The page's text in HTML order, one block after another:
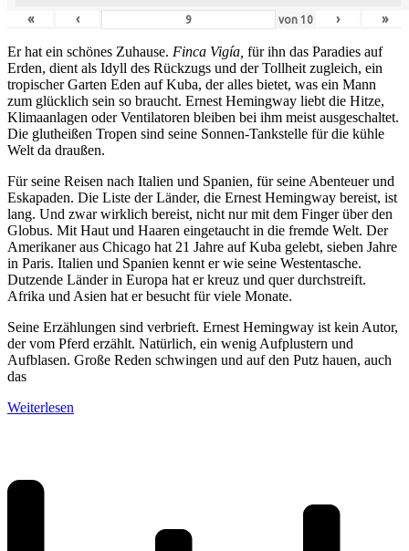
«
‹ von10 › »
Er hat ein schönes Zuhause. Finca Vigía, für ihn das Paradies auf
Erden, dient als Idyll des Rückzugs und der Tollheit zugleich, ein
tropischer Garten Eden auf Kuba, der alles bietet, was ein Mann
zum glücklich sein so braucht. Ernest Hemingway liebt die Hitze,
Klimaanlagen oder Ventilatoren bleiben bei ihm meist ausgeschaltet.
Die glutheißen Tropen sind seine Sonnen-Tankstelle für die kühle
Welt da draußen.
Für seine Reisen nach Italien und Spanien, für seine Abenteuer und
Eskapaden. Die Liste der Länder, die Ernest Hemingway bereist, ist
lang. Und zwar wirklich bereist, nicht nur mit dem Finger über den
Globus. Mit Haut und Haaren eingetaucht in die fremde Welt. Der
Amerikaner aus Chicago hat 21 Jahre auf Kuba gelebt, sieben Jahre
in Paris. Italien und Spanien kennt er wie seine Westentasche.
Dutzende Länder in Europa hat er kreuz und quer durchstreift.
Afrika und Asien hat er besucht für viele Monate.
Seine Erzählungen sind verbrieft. Ernest Hemingway ist kein Autor,
der vom Pferd erzählt. Natürlich, ein wenig Aufplustern und
Aufblasen. Große Reden schwingen und auf den Putz hauen, auch
das
Weiterlesen